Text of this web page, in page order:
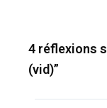
4 réflexions
(vid)”